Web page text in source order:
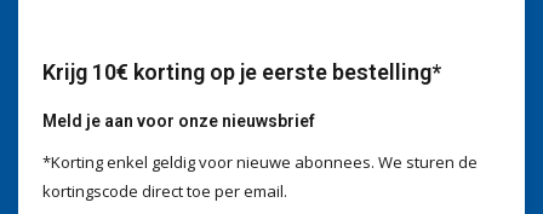
+3278250650
Wat onze klanten zeggen
Krijg 10€ korting op je eerste bestelling*
Meld je aan voor onze nieuwsbrief
*Korting enkel geldig voor nieuwe abonnees. We sturen de
kortingscode direct toe per email.